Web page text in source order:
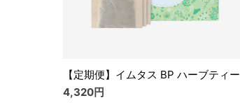
【定期便】イムタス BP ハーブティー
4,320円